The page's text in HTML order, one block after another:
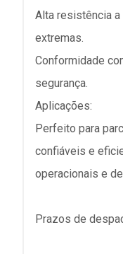
Alta resistência
extremas.
Conformidade
segurança.
Aplicações:
Perfeito para
confiáveis e
operacionais e
Prazos de